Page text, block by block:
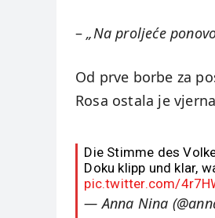
–„Na proljeće
Od prve borbe za
Rosa ostala je
Die Stimme des
Doku klipp und klar,
pic.twitter.com/
— Anna Nina